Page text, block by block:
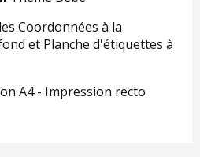
Coordonnées à la
et Planche d'étiquettes à
A4 - Impression recto